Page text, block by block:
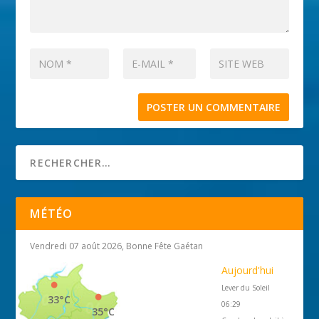
MÉTÉO
Vendredi 07 août 2026, Bonne Fête Gaétan
35°C
33°C
Aujourd'hui
Lever du Soleil
06:29